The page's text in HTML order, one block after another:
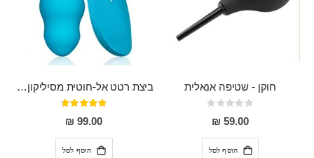
חוקן - שטיפה אנאלית
Rating:
0%
59.00 ₪
הוסף לסל
ביצת רטט אל-חוטית מסיליקון רפואי בגודל של 8 ס"מ ורוחב 3 ס"מ בעלת 20 מהירויות שונות "ENKI"
דירוג:
93%
99.00 ₪
הוסף לסל